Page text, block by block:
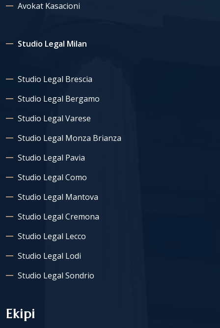
Avokat Kasacioni
Studio Legal Milan
Studio Legal Brescia
Studio Legal Bergamo
Studio Legal Varese
Studio Legal Monza Brianza
Studio Legal Pavia
Studio Legal Como
Studio Legal Mantova
Studio Legal Cremona
Studio Legal Lecco
Studio Legal Lodi
Studio Legal Sondrio
Ekipi